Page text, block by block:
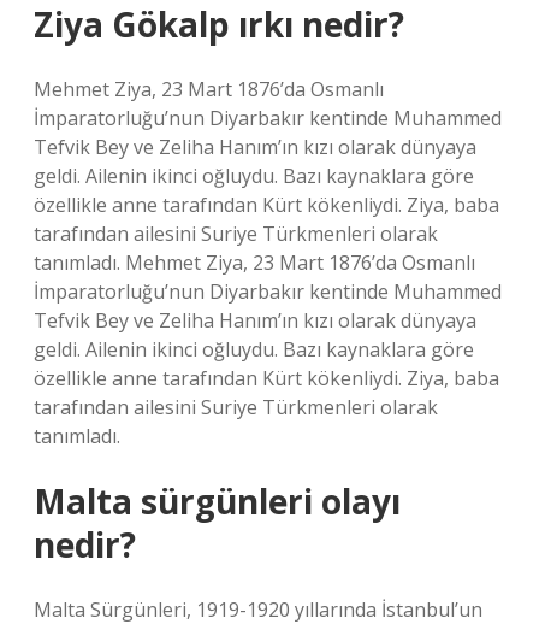
Ziya Gökalp ırkı nedir?
Mehmet Ziya, 23 Mart 1876’da Osmanlı
İmparatorluğu’nun Diyarbakır kentinde Muhammed
Tefvik Bey ve Zeliha Hanım’ın kızı olarak dünyaya
geldi. Ailenin ikinci oğluydu. Bazı kaynaklara göre
özellikle anne tarafından Kürt kökenliydi. Ziya, baba
tarafından ailesini Suriye Türkmenleri olarak
tanımladı. Mehmet Ziya, 23 Mart 1876’da Osmanlı
İmparatorluğu’nun Diyarbakır kentinde Muhammed
Tefvik Bey ve Zeliha Hanım’ın kızı olarak dünyaya
geldi. Ailenin ikinci oğluydu. Bazı kaynaklara göre
özellikle anne tarafından Kürt kökenliydi. Ziya, baba
tarafından ailesini Suriye Türkmenleri olarak
tanımladı.
Malta sürgünleri olayı
nedir?
Malta Sürgünleri, 1919-1920 yıllarında İstanbul’un